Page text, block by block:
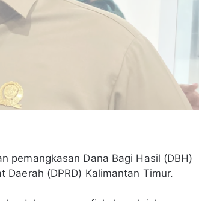
pemangkasan Dana Bagi Hasil (DBH)
(DPRD) Kalimantan Timur.